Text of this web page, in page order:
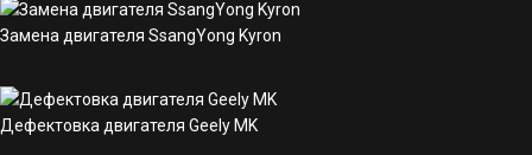
Замена двигателя SsangYong Kyron
Дефектовка двигателя Geely MK